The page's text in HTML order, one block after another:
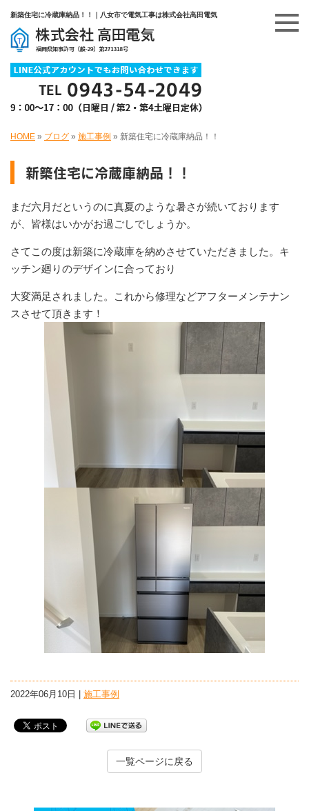
新築住宅に冷蔵庫納品！！｜八女市で電気工事は株式会社高田電気
HOME » ブログ » 施工事例 » 新築住宅に冷蔵庫納品！！
新築住宅に冷蔵庫納品！！
まだ六月だというのに真夏のような暑さが続いております
が、皆様はいかがお過ごしでしょうか。
さてこの度は新築に冷蔵庫を納めさせていただきました。キ
ッチン廻りのデザインに合っており
大変満足されました。これから修理などアフターメンテナン
スさせて頂きます！
2022年06月10日 | 施工事例
一覧ページに戻る